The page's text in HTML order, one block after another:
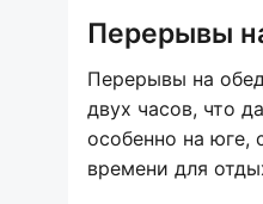
Перерывы
Перерывы на
двух часов, что
особенно на юге,
времени для